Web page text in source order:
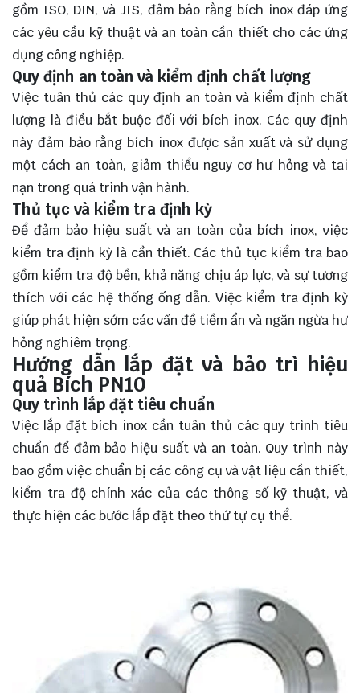
gồm ISO, DIN, và JIS, đảm bảo rằng bích inox đáp ứng
các yêu cầu kỹ thuật và an toàn cần thiết cho các ứng
dụng công nghiệp.
Quy định an toàn và kiểm định chất lượng
Việc tuân thủ các quy định an toàn và kiểm định chất
lượng là điều bắt buộc đối với bích inox. Các quy định
này đảm bảo rằng bích inox được sản xuất và sử dụng
một cách an toàn, giảm thiểu nguy cơ hư hỏng và tai
nạn trong quá trình vận hành.
Thủ tục và kiểm tra định kỳ
Để đảm bảo hiệu suất và an toàn của bích inox, việc
kiểm tra định kỳ là cần thiết. Các thủ tục kiểm tra bao
gồm kiểm tra độ bền, khả năng chịu áp lực, và sự tương
thích với các hệ thống ống dẫn. Việc kiểm tra định kỳ
giúp phát hiện sớm các vấn đề tiềm ẩn và ngăn ngừa hư
hỏng nghiêm trọng.
Hướng dẫn lắp đặt và bảo trì hiệu
quả Bích PN10
Quy trình lắp đặt tiêu chuẩn
Việc lắp đặt bích inox cần tuân thủ các quy trình tiêu
chuẩn để đảm bảo hiệu suất và an toàn. Quy trình này
bao gồm việc chuẩn bị các công cụ và vật liệu cần thiết,
kiểm tra độ chính xác của các thông số kỹ thuật, và
thực hiện các bước lắp đặt theo thứ tự cụ thể.